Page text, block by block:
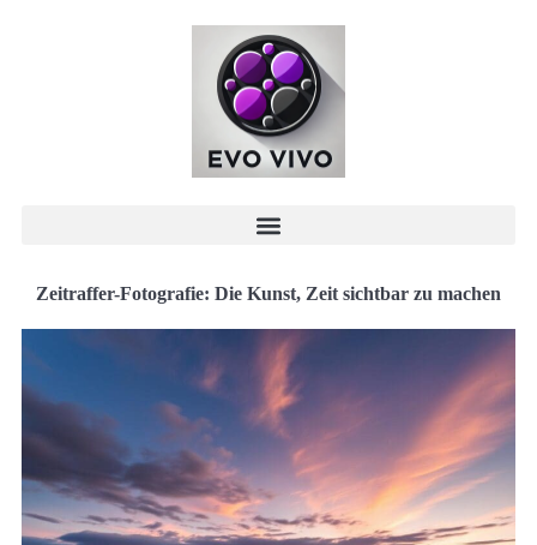
Zeitraffer-Fotografie: Die Kunst, Zeit sichtbar zu machen